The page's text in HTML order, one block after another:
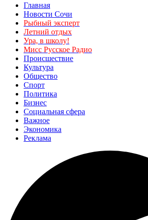
Главная
Новости Сочи
Рыбный эксперт
Летний отдых
Ура, в школу!
Мисс Русское Радио
Происшествие
Культура
Общество
Спорт
Политика
Бизнес
Социальная сфера
Важное
Экономика
Реклама